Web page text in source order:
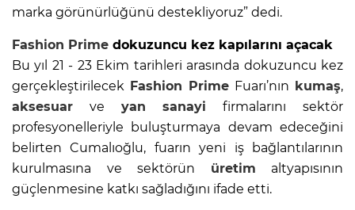
marka görünürlüğünü destekliyoruz” dedi.
Fashion Prime dokuzuncu kez kapılarını açacak
Bu yıl 21 - 23 Ekim tarihleri arasında dokuzuncu kez
gerçekleştirilecek Fashion Prime Fuarı’nın kumaş,
aksesuar ve yan sanayi firmalarını sektör
profesyonelleriyle buluşturmaya devam edeceğini
belirten Cumalıoğlu, fuarın yeni iş bağlantılarının
kurulmasına ve sektörün üretim altyapısının
güçlenmesine katkı sağladığını ifade etti.